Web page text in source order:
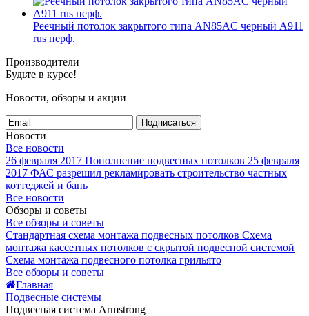
Реечный потолок закрытого типа AN85AС черный А911
rus перф.
Производители
Будьте в курсе!
Новости, обзоры и акции
Подписаться
Новости
Все новости
26 февраля 2017 Пополнение подвесных потолков 25 февраля
2017 ФАС разрешил рекламировать строительство частных
коттеджей и бань
Все новости
Обзоры и советы
Все обзоры и советы
Стандартная схема монтажа подвесных потолков Схема
монтажа кассетных потолков с скрытой подвесной системой
Схема монтажа подвесного потолка грильято
Все обзоры и советы
Главная
Подвесные системы
Подвесная система Armstrong